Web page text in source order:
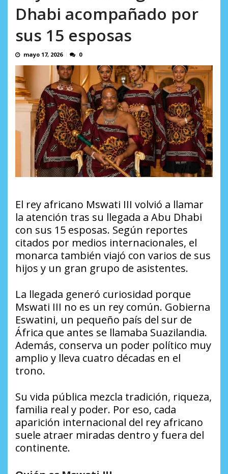
Dhabi acompañado por
sus 15 esposas
mayo 17, 2026 0
El rey africano Mswati III volvió a llamar
la atención tras su llegada a Abu Dhabi
con sus 15 esposas. Según reportes
citados por medios internacionales, el
monarca también viajó con varios de sus
hijos y un gran grupo de asistentes.
La llegada generó curiosidad porque
Mswati III no es un rey común. Gobierna
Eswatini, un pequeño país del sur de
África que antes se llamaba Suazilandia.
Además, conserva un poder político muy
amplio y lleva cuatro décadas en el
trono.
Su vida pública mezcla tradición, riqueza,
familia real y poder. Por eso, cada
aparición internacional del rey africano
suele atraer miradas dentro y fuera del
continente.